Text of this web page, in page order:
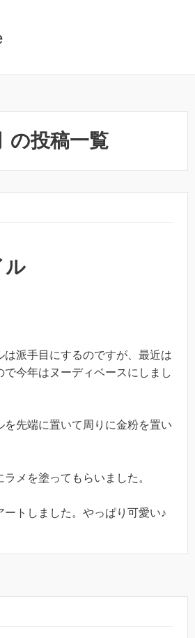
の投稿一覧
ル
は派手目にするのですが、最近は
で今年はヌーディベースにしまし
を先端に置いて周りに金粉を置い
メを塗ってもらいました。
ートしました。やっぱり可愛い♪